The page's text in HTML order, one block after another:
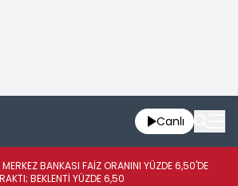
Canlı
BANKASI FAİZ ORANINI YÜZDE 6,50'DE
BEKLENTİ YÜZDE 6,50